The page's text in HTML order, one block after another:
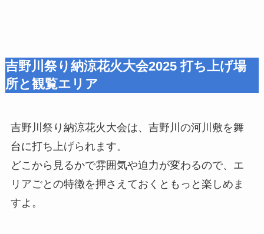
吉野川祭り納涼花火大会2025 打ち上げ場
所と観覧エリア
吉野川祭り納涼花火大会は、吉野川の河川敷を舞
台に打ち上げられます。
どこから見るかで雰囲気や迫力が変わるので、エ
リアごとの特徴を押さえておくともっと楽しめま
すよ。